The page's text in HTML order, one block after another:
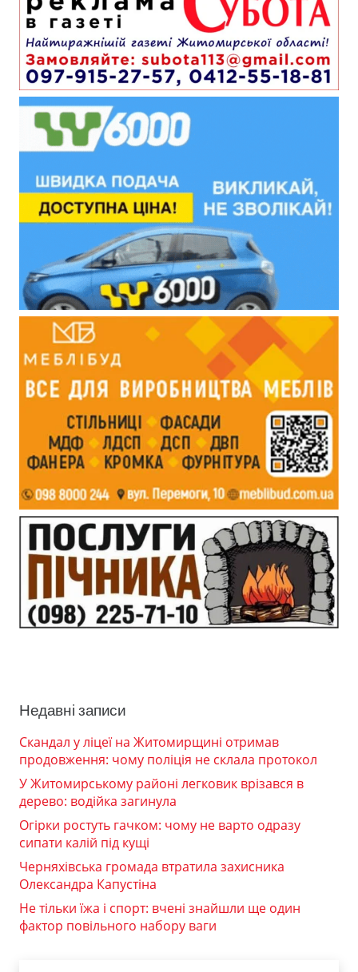
Недавні записи
Скандал у ліцеї на Житомирщині отримав
продовження: чому поліція не склала протокол
У Житомирському районі легковик врізався в
дерево: водійка загинула
Огірки ростуть гачком: чому не варто одразу
сипати калій під кущі
Черняхівська громада втратила захисника
Олександра Капустіна
Не тільки їжа і спорт: вчені знайшли ще один
фактор повільного набору ваги